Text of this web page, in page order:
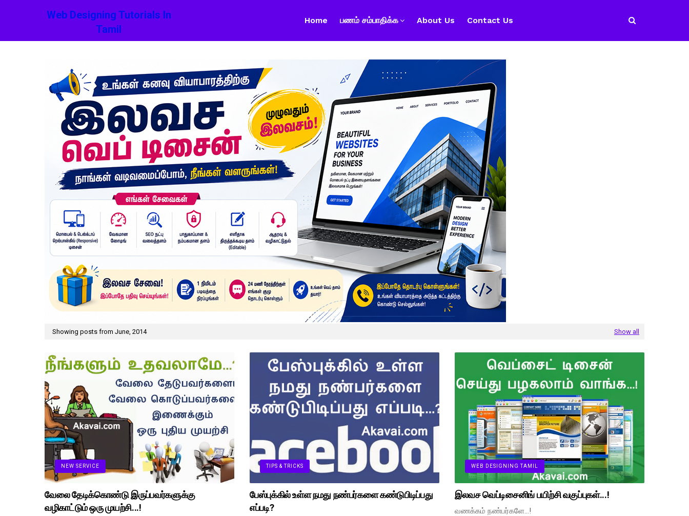
Web Designing Tutorials In
Tamil
Home பணம் சம்பாதிக்க About Us Contact Us
Showing posts from June, 2014 Show all
NEW SERVICE
வேலை தேடிக்கொண்டு இருப்பவர்களுக்கு
வழிகாட்டும் ஒரு முயற்சி...!
TIPS & TRICKS
பேஸ்புக்கில் உள்ள நமது நண்பர்களை கண்டுபிடிப்பது
எப்படி?
WEB DESIGNING TAMIL
இலவச வெப்டிசைனிங் பயிற்சி வகுப்புகள்...!
வணக்கம் நண்பர்களே...!